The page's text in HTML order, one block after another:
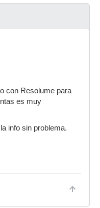
con Resolume para
es muy
info sin problema.